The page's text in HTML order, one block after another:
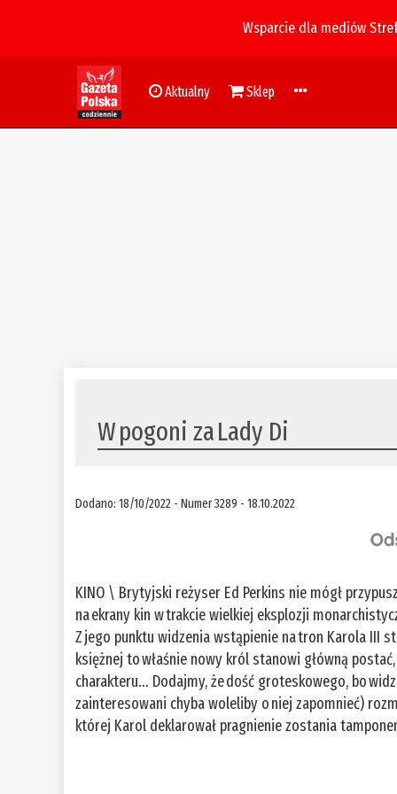
Wsparcie dla mediów
Aktualny Sklep
W pogoni za Lady Di
Dodano: 18/10/2022 - Numer 3289 - 18.10.2022
KINO \ Brytyjski reżyser Ed Perkins nie mógł
na ekrany kin w trakcie wielkiej eksplozji
Z jego punktu widzenia wstąpienie na tron Karola III
księżnej to właśnie nowy król stanowi główną
charakteru… Dodajmy, że dość groteskowego, bo
zainteresowani chyba woleliby o niej zapomnieć)
której Karol deklarował pragnienie zostania